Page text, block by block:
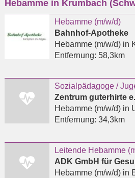
eingeben
Hebamme in Krumbach
Hebamme (m/w/d)
Bahnhof-Apotheke
Hebamme (m/w/d)in
Entfernung: 58,3km
Zentrum guterhirte
Hebamme (m/w/d)in
Entfernung: 34,3km
ADK GmbH für
Hebamme (m/w/d)in